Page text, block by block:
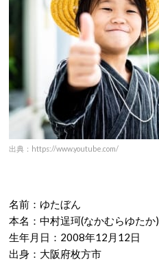
出典：https://www.youtube.com/
名前：ゆたぼん
本名：中村逞珂(なかむらゆたか)
生年月日： 2008年12 月 12日
出身：大阪府枚方市